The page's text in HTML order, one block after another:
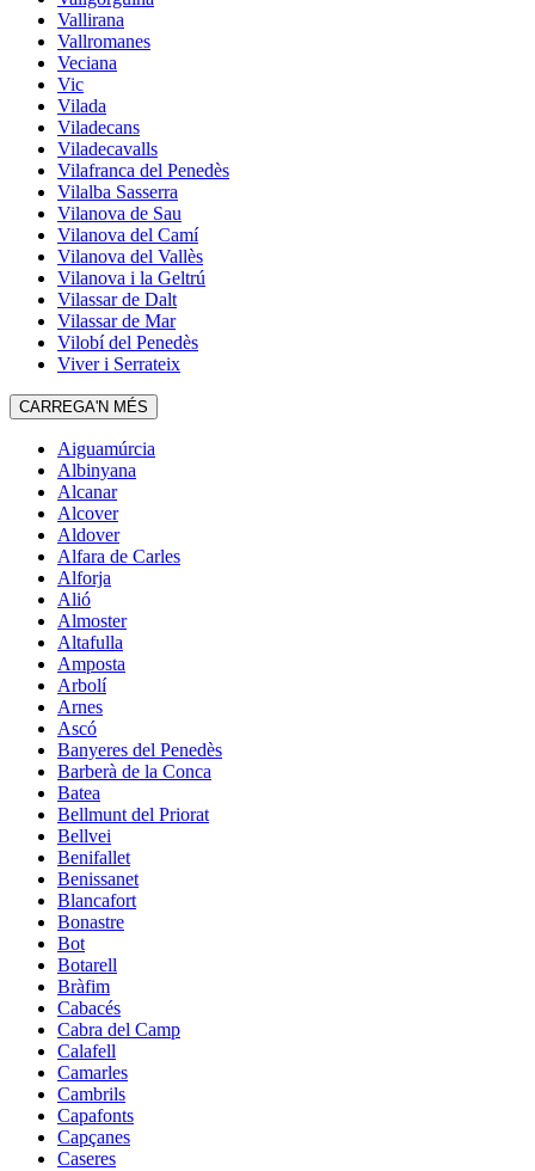
Vallirana
Vallromanes
Veciana
Vic
Vilada
Viladecans
Viladecavalls
Vilafranca del Penedès
Vilalba Sasserra
Vilanova de Sau
Vilanova del Camí
Vilanova del Vallès
Vilanova i la Geltrú
Vilassar de Dalt
Vilassar de Mar
Vilobí del Penedès
Viver i Serrateix
CARREGA'N MÉS
Aiguamúrcia
Albinyana
Alcanar
Alcover
Aldover
Alfara de Carles
Alforja
Alió
Almoster
Altafulla
Amposta
Arbolí
Arnes
Ascó
Banyeres del Penedès
Barberà de la Conca
Batea
Bellmunt del Priorat
Bellvei
Benifallet
Benissanet
Blancafort
Bonastre
Bot
Botarell
Bràfim
Cabacés
Cabra del Camp
Calafell
Camarles
Cambrils
Capafonts
Capçanes
Caseres